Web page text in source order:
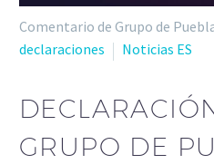
Comentario de Grupo de
declaraciones
Noticias ES
GRUPO DE